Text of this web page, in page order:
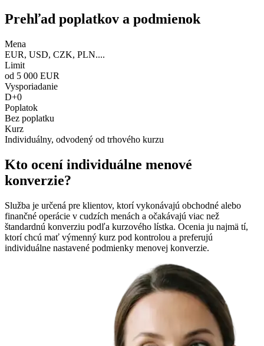
Prehľad poplatkov a podmienok
Mena
EUR, USD, CZK, PLN....
Limit
od 5 000 EUR
Vysporiadanie
D+0
Poplatok
Bez poplatku
Kurz
Individuálny, odvodený od trhového kurzu
Kto ocení individuálne menové
konverzie?
Služba je určená pre klientov, ktorí vykonávajú obchodné alebo
finančné operácie v cudzích menách a očakávajú viac než
štandardnú konverziu podľa kurzového lístka. Ocenia ju najmä tí,
ktorí chcú mať výmenný kurz pod kontrolou a preferujú
individuálne nastavené podmienky menovej konverzie.